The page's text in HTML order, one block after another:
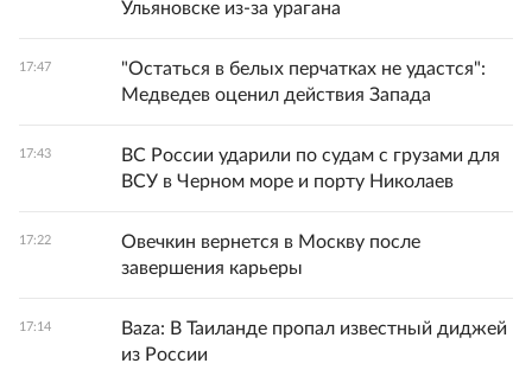
Ульяновске из-за урагана
17:47
"Остаться в белых перчатках не удастся":
Медведев оценил действия Запада
17:43
ВС России ударили по судам с грузами для
ВСУ в Черном море и порту Николаев
17:22
Овечкин вернется в Москву после
завершения карьеры
17:14
Baza: В Таиланде пропал известный диджей
из России